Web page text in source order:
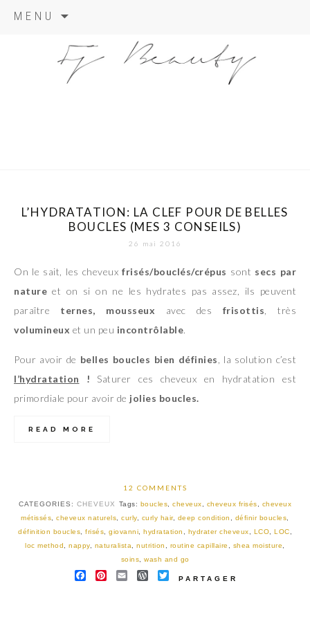
MENU
content
L’HYDRATATION: LA CLEF POUR DE BELLES
BOUCLES (MES 3 CONSEILS)
26 mai 2016
On le sait, les cheveuxfrisés/bouclés/crépus sont secs par
nature et on si on ne les hydrates pas assez, ils peuvent
paraître ternes, mousseux avec des frisottis , très
volumineux et un peu incontrôlable.
Pour avoir de belles boucles bien définies , la solution c’est
l’hydratation ! Saturer ces cheveux en hydratation est
primordiale pour avoir de jolies boucles.
READ MORE
12 COMMENTS
CATEGORIES: CHEVEUX Tags: boucles ,cheveux cheveux frisés
cheveux
métissés ,cheveux naturels ,curly, curly hair, deep condition définir boucles
définition boucles
frisés giovanni hydratation hydrater cheveux LCO LOC
loc method
,nappy, naturalista ,nutrition routine capillaire shea moisture
soins
wash and go
FACEBOOK
PINTEREST
EMAILWORDPRESS
TWITTER
PARTAGER